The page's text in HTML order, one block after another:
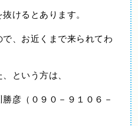
けるとあります。
、お近くまで来られてわ
という方は、
彦（０９０－９１０６－